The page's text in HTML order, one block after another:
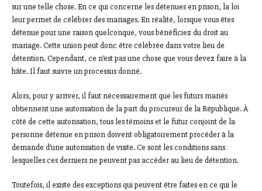
sur une telle chose. En ce qui concerne les détenues en prison, la loi
leur permet de célébrer des mariages. En réalité, lorsque vous êtes
détenue pour une raison quelconque, vous bénéficiez du droit au
mariage. Cette union peut donc être célébrée dans votre lieu de
détention. Cependant, ce n’est pas une chose que vous devez faire à la
hâte. Il faut suivre un processus donné.
Alors, pour y arriver, il faut nécessairement que les futurs mariés
obtiennent une autorisation de la part du procureur de la République. À
côté de cette autorisation, tous les témoins et le futur conjoint de la
personne détenue en prison doivent obligatoirement procéder à la
demande d’une autorisation de visite. Ce sont les conditions sans
lesquelles ces derniers ne peuvent pas accéder au lieu de détention.
Toutefois, il existe des exceptions qui peuvent être faites en ce qui le